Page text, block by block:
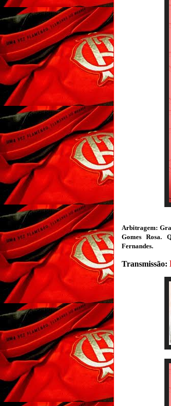
Arbitragem:
Gomes Rosa.
Fernandes.
Transmissão: